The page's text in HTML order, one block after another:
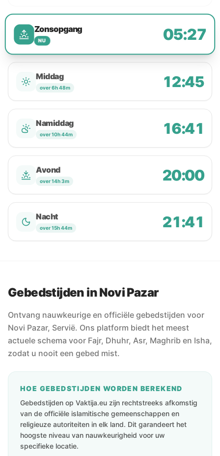
Zonsopgang
NU 05:27
Middag
over 6h 48m 12:45
Namiddag
over 10h 44m 16:41
Avond
over 14h 3m 20:00
Nacht
over 15h 44m 21:41
Gebedstijden in Novi Pazar
Ontvang nauwkeurige en officiële gebedstijden voor
Novi Pazar, Servië. Ons platform biedt het meest
actuele schema voor Fajr, Dhuhr, Asr, Maghrib en Isha,
zodat u nooit een gebed mist.
HOE GEBEDSTIJDEN WORDEN BEREKEND
Gebedstijden op Vaktija.eu zijn rechtstreeks afkomstig
van de officiële islamitische gemeenschappen en
religieuze autoriteiten in elk land. Dit garandeert het
hoogste niveau van nauwkeurigheid voor uw
specifieke locatie.